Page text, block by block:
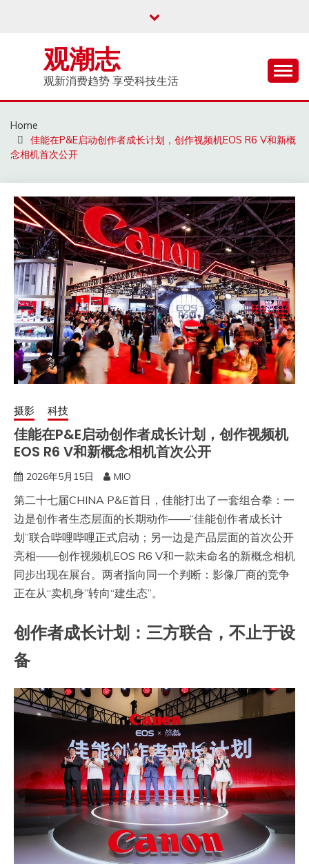
观潮志
观新消费趋势 享受科技生活
Home
佳能在P&E启动创作者成长计划，创作视频机EOS R6 V和新概
念相机首次公开
摄影 科技
佳能在P&E启动创作者成长计划，创作视频机
EOS R6 V和新概念相机首次公开
2026年5月15日 MIO
第二十七届CHINA P&E首日，佳能打出了一套组合拳：一
边是创作者生态层面的长期动作——“佳能创作者成长计
划”联合哔哩哔哩正式启动；另一边是产品层面的首次公开
亮相——创作视频机EOS R6 V和一款未命名的新概念相机
同步出现在展台。两者指向同一个判断：影像厂商的竞争
正在从“卖机身”转向“建生态”。
创作者成长计划：三方联合，不止于设
备